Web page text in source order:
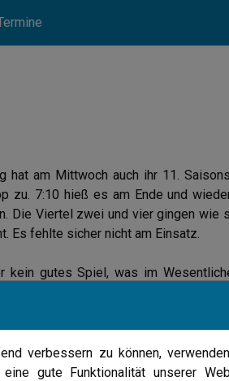
hat am Mittwoch auch ihr 11.
zu. 7:10 hieß es am Ende und
Die Viertel zwei und vier gingen wie
Es fehlte sicher nicht am Einsatz.
kein gutes Spiel, was im
- Zeitstrafen
Kappe abnehmen. Auch Unna
6 Punkten Rückstand auf einen
nicht als Misserfolg verbucht
verbessern zu können,
gute Funktionalität unserer